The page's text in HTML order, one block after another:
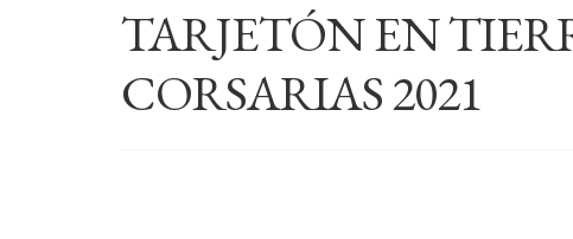
TARJETÓN EN
CORSARIAS 2021